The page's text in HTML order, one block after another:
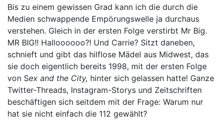
Bis zu einem gewissen Grad kann ich die durch die
Medien schwappende Empörungswelle ja durchaus
verstehen. Gleich in der ersten Folge verstirbt Mr Big.
MR BIG!! Halloooooo?! Und Carrie? Sitzt daneben,
schnieft und gibt das hilflose Mädel aus Midwest, das
sie doch eigentlich bereits 1998, mit der ersten Folge
von Sex and the City, hinter sich gelassen hatte! Ganze
Twitter-Threads, Instagram-Storys und Zeitschriften
beschäftigen sich seitdem mit der Frage: Warum nur
hat sie nicht einfach die 112 gewählt?